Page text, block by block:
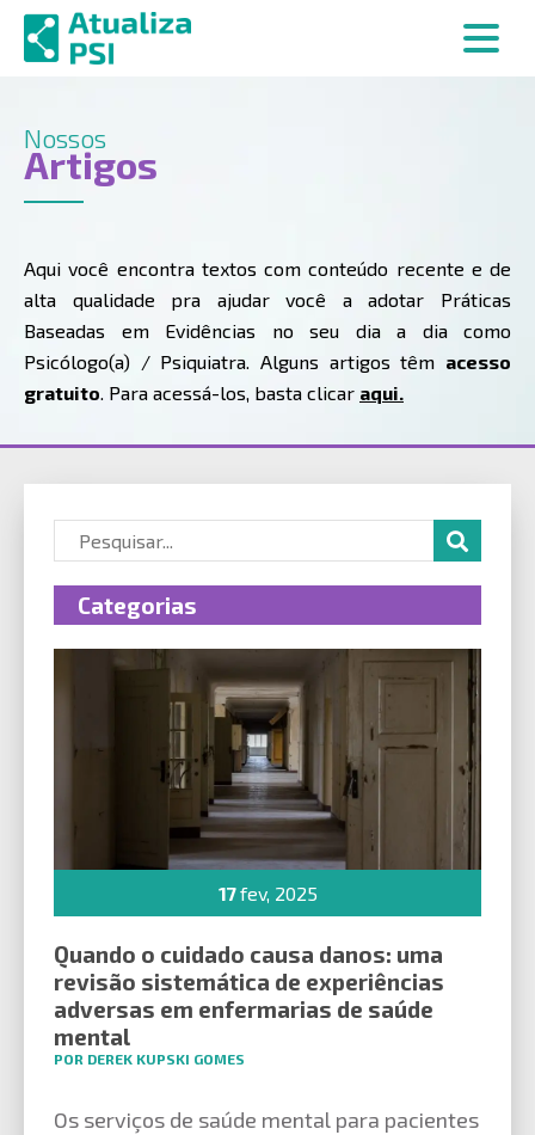
Nossos
Artigos
Aqui você encontra textos com conteúdo recente e de
alta qualidade pra ajudar você a adotar Práticas
Baseadas em Evidências no seu dia a dia como
Psicólogo(a) / Psiquiatra. Alguns artigos têm acesso
gratuito. Para acessá-los, basta clicar aqui.
17fev, 2025
Quando o cuidado causa danos: uma
revisão sistemática de experiências
adversas em enfermarias de saúde
mental
POR DEREK KUPSKI GOMES
Os serviços de saúde mental para pacientes
Categorias